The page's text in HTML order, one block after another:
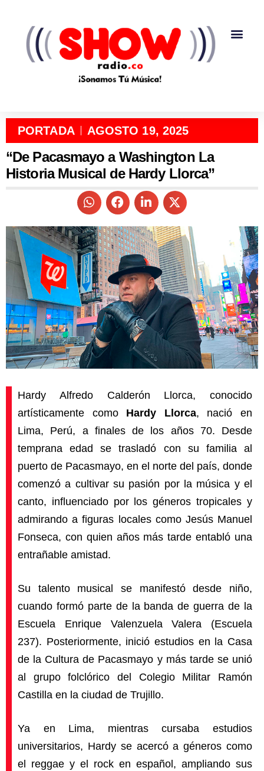
PORTADA AGOSTO 19, 2025
“De Pacasmayo a Washington La
Historia Musical de Hardy Llorca”
Hardy Alfredo Calderón Llorca, conocido
artísticamente como Hardy Llorca, nació en
Lima, Perú, a finales de los años 70. Desde
temprana edad se trasladó con su familia al
puerto de Pacasmayo, en el norte del país, donde
comenzó a cultivar su pasión por la música y el
canto, influenciado por los géneros tropicales y
admirando a figuras locales como Jesús Manuel
Fonseca, con quien años más tarde entabló una
entrañable amistad.
Su talento musical se manifestó desde niño,
cuando formó parte de la banda de guerra de la
Escuela Enrique Valenzuela Valera (Escuela
237). Posteriormente, inició estudios en la Casa
de la Cultura de Pacasmayo y más tarde se unió
al grupo folclórico del Colegio Militar Ramón
Castilla en la ciudad de Trujillo.
Ya en Lima, mientras cursaba estudios
universitarios, Hardy se acercó a géneros como
el reggae y el rock en español, ampliando sus